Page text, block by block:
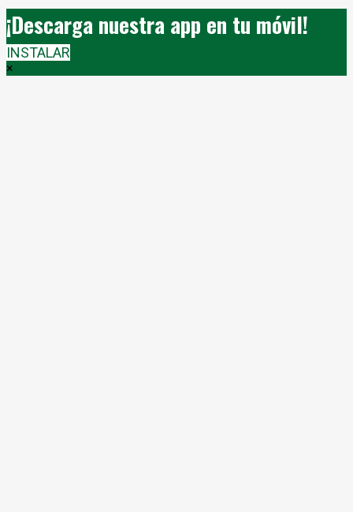
¡Descarga nuestra app en tu móvil!
INSTALAR
×